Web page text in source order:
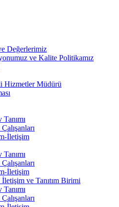
Değerlerimiz
ve Kalite Politikamız
Hizmetler Müdürü
İletişim
İletişim
İletişim ve Tanıtım Birimi